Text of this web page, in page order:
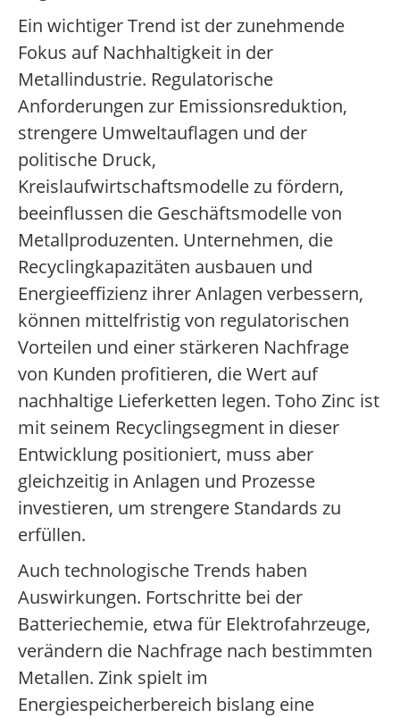
Ein wichtiger Trend ist der zunehmende
Fokus auf Nachhaltigkeit in der
Metallindustrie. Regulatorische
Anforderungen zur Emissionsreduktion,
strengere Umweltauflagen und der
politische Druck,
Kreislaufwirtschaftsmodelle zu fördern,
beeinflussen die Geschäftsmodelle von
Metallproduzenten. Unternehmen, die
Recyclingkapazitäten ausbauen und
Energieeffizienz ihrer Anlagen verbessern,
können mittelfristig von regulatorischen
Vorteilen und einer stärkeren Nachfrage
von Kunden profitieren, die Wert auf
nachhaltige Lieferketten legen. Toho Zinc ist
mit seinem Recyclingsegment in dieser
Entwicklung positioniert, muss aber
gleichzeitig in Anlagen und Prozesse
investieren, um strengere Standards zu
erfüllen.
Auch technologische Trends haben
Auswirkungen. Fortschritte bei der
Batteriechemie, etwa für Elektrofahrzeuge,
verändern die Nachfrage nach bestimmten
Metallen. Zink spielt im
Energiespeicherbereich bislang eine